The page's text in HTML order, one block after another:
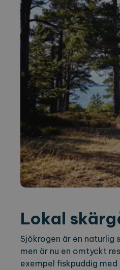
Lokal
Sjökrogen är en naturlig
men är nu en omtyckt
exempel fiskpuddig